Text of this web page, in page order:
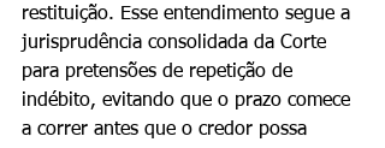
restituição. Esse entendimento segue a
jurisprudência consolidada da Corte
para pretensões de repetição de
indébito, evitando que o prazo comece
a correr antes que o credor possa